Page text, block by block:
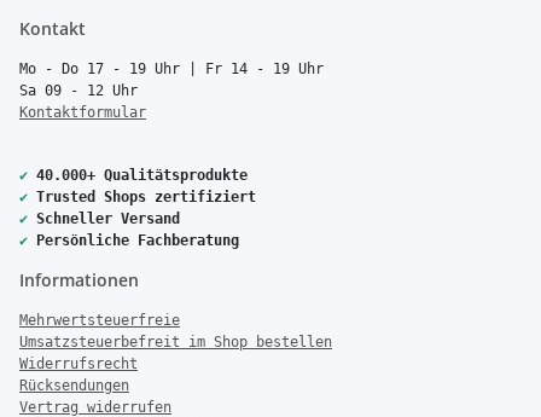
Kontakt
Mo - Do 17 - 19 Uhr | Fr 14 - 19 Uhr
Sa 09 - 12 Uhr
Kontaktformular
✔ 40.000+ Qualitätsprodukte
✔ Trusted Shops zertifiziert
✔ Schneller Versand
✔ Persönliche Fachberatung
Informationen
Mehrwertsteuerfreie
Umsatzsteuerbefreit im Shop bestellen
Widerrufsrecht
Rücksendungen
Vertrag widerrufen